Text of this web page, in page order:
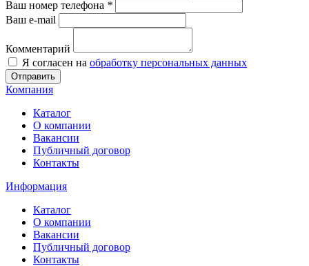
Ваш номер телефона *
Ваш e-mail
Комментарий
Я согласен на обработку персональных данных
Отправить
Компания
Каталог
О компании
Вакансии
Публичный договор
Контакты
Информация
Каталог
О компании
Вакансии
Публичный договор
Контакты